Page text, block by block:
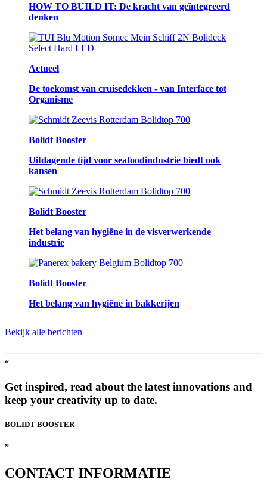
HOW TO BUILD IT: De kracht van geïntegreerd
denken
Actueel
De toekomst van cruisedekken - van Interface tot
Organisme
Bolidt Booster
Uitdagende tijd voor seafoodindustrie biedt ook
kansen
Bolidt Booster
Het belang van hygiëne in de visverwerkende
industrie
Bolidt Booster
Het belang van hygiëne in bakkerijen
Bekijk alle berichten
“
Get inspired, read about the latest innovations and
keep your creativity up to date.
BOLIDT BOOSTER
”
CONTACT INFORMATIE